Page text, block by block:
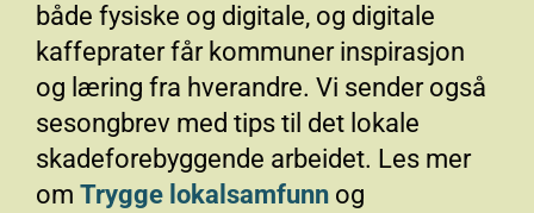
både fysiske og digitale, og digitale
kaffeprater får kommuner inspirasjon
og læring fra hverandre. Vi sender også
sesongbrev med tips til det lokale
skadeforebyggende arbeidet. Les mer
om Trygge lokalsamfunnog